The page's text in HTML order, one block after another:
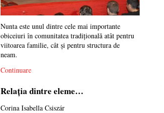
Nunta este unul dintre cele mai importante
obiceiuri în comunitatea tradiţională atât pentru
viitoarea familie, cât şi pentru structura de
neam.
Continuare
Relația dintre eleme…
Corina Isabella Csiszár